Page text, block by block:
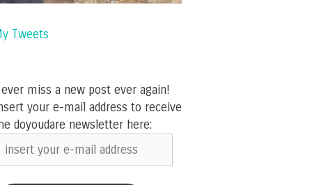
Tweets
miss a new post ever again!
your e-mail address to receive
doyoudare newsletter here:
insert
your